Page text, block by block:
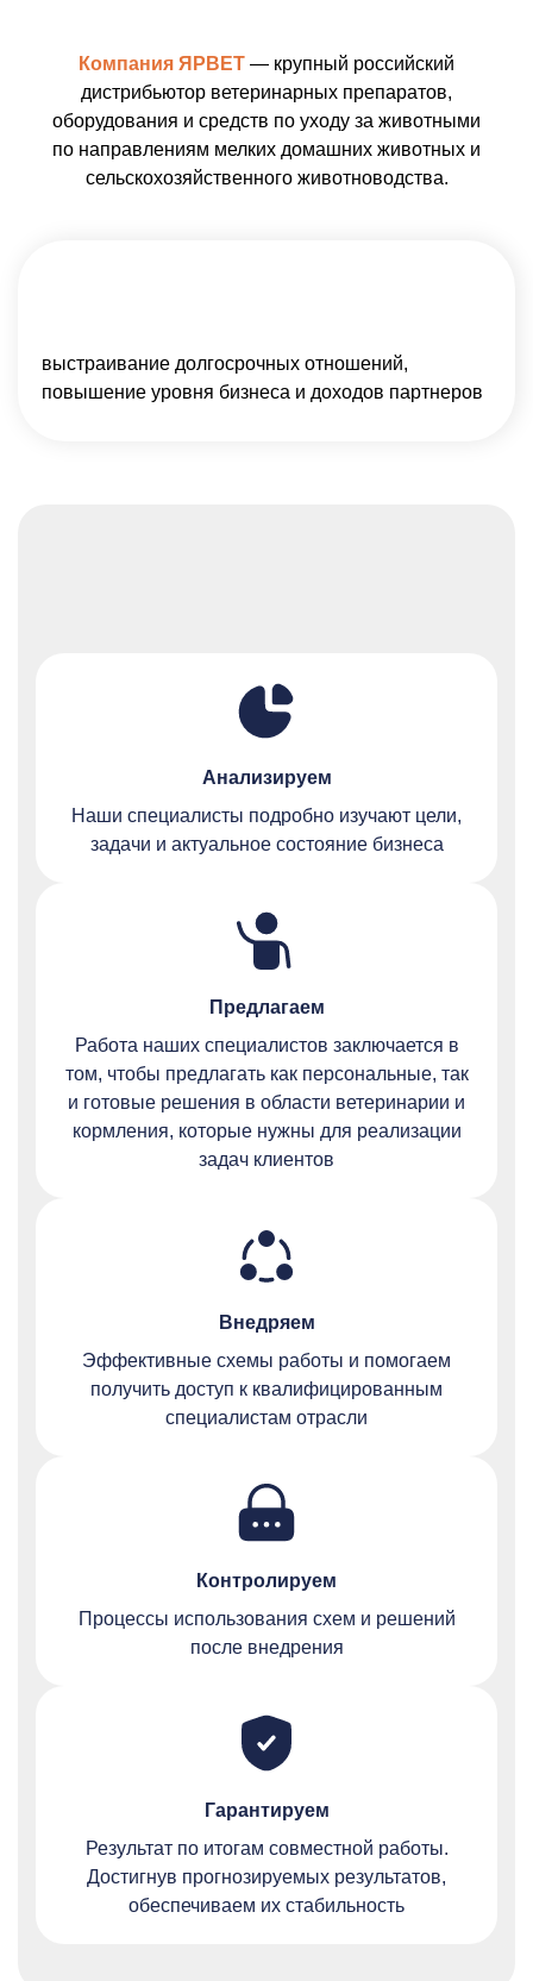
Компания ЯРВЕТ — крупный российский
дистрибьютор ветеринарных препаратов,
оборудования и средств по уходу за животными
по направлениям мелких домашних животных и
сельскохозяйственного животноводства.
выстраивание долгосрочных отношений,
повышение уровня бизнеса и доходов партнеров
Анализируем
Наши специалисты подробно изучают цели,
задачи и актуальное состояние бизнеса
Предлагаем
Работа наших специалистов заключается в
том, чтобы предлагать как персональные, так
и готовые решения в области ветеринарии и
кормления, которые нужны для реализации
задач клиентов
Внедряем
Эффективные схемы работы и помогаем
получить доступ к квалифицированным
специалистам отрасли
Контролируем
Процессы использования схем и решений
после внедрения
Гарантируем
Результат по итогам совместной работы.
Достигнув прогнозируемых результатов,
обеспечиваем их стабильность